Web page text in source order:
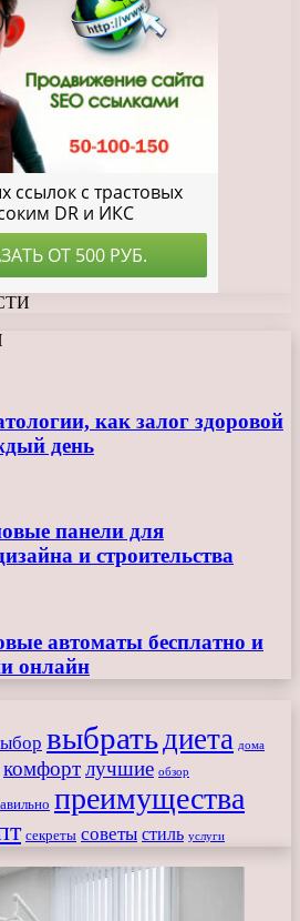
как залог здоровой
день
панели для
и строительства
автоматы бесплатно и
онлайн
выбрать диета дома
комфортлучшие обзор
преимущества
секреты советы стиль услуги